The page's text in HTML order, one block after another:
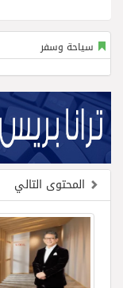
سياحة وسفر
المحتوى التالي